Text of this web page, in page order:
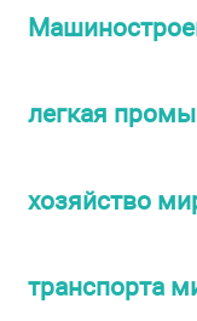
легкая
хозяйство
транспорта